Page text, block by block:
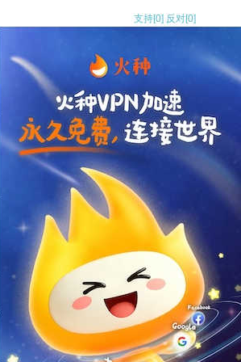
支持[0] 反对[0]
支持[0] 反对
支持
反对 [0]
有了这个app，我再也不用担心了。
支持[0] 反对[0]